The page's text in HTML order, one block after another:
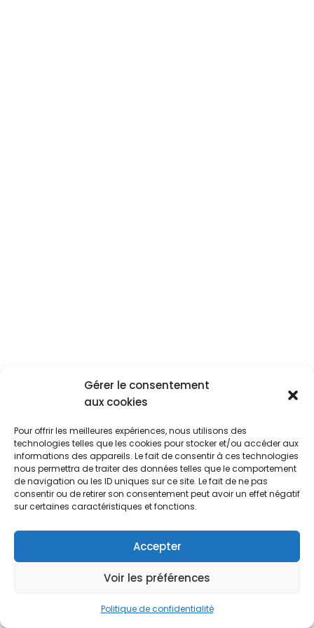
Gérer le consentement
aux cookies
Pour offrir les meilleures expériences, nous utilisons des
technologies telles que les cookies pour stocker et/ou accéder aux
informations des appareils. Le fait de consentir à ces technologies
nous permettra de traiter des données telles que le comportement
de navigation ou les ID uniques sur ce site. Le fait de ne pas
consentir ou de retirer son consentement peut avoir un effet négatif
sur certaines caractéristiques et fonctions.
Accepter
Voir les préférences
Politique de confidentialité